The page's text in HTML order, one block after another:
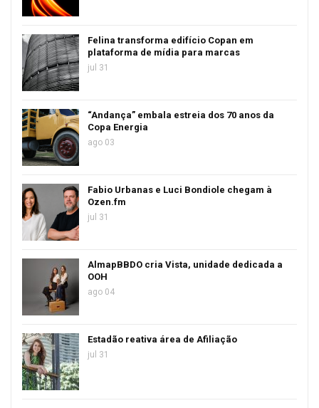
Felina transforma edifício Copan em
plataforma de mídia para marcas
jul 31
“Andança” embala estreia dos 70 anos da
Copa Energia
ago 03
Fabio Urbanas e Luci Bondiole chegam à
Ozen.fm
jul 31
AlmapBBDO cria Vista, unidade dedicada a
OOH
ago 04
Estadão reativa área de Afiliação
jul 31